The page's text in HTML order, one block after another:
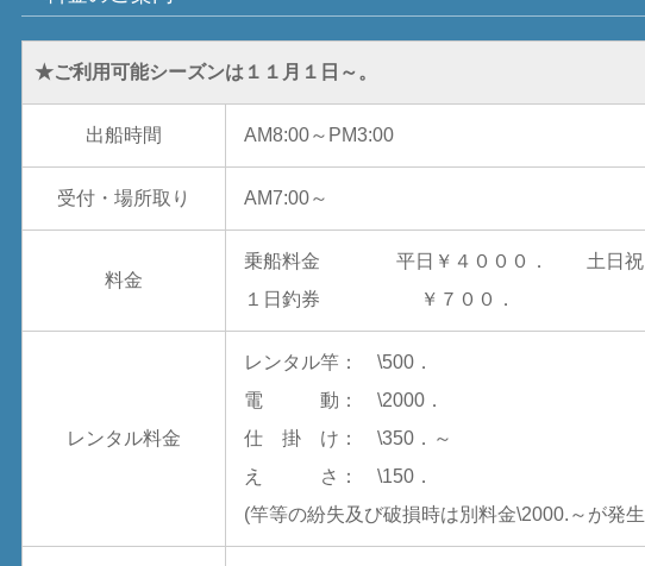
★ご利用可能シーズンは１１月１日～。
出船時間 AM8:00～PM3:00
受付・場所取り AM7:00～
料金
乗船料金 平日￥４０００． 土日祝日
１日釣券 ￥７００．
レンタル料金
レンタル竿： \500．
電 動： \2000．
仕 掛 け： \350．～
え さ： \150．
(竿等の紛失及び破損時は別料金\2000.～が発生